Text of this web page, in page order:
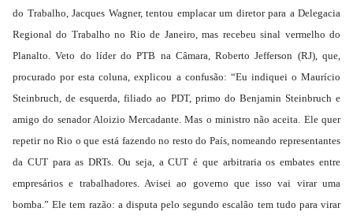
do Trabalho, Jacques Wagner, tentou emplacar um diretor para a Delegacia
Regional do Trabalho no Rio de Janeiro, mas recebeu sinal vermelho do
Planalto. Veto do líder do PTB na Câmara, Roberto Jefferson (RJ), que,
procurado por esta coluna, explicou a confusão: “Eu indiquei o Maurício
Steinbruch, de esquerda, filiado ao PDT, primo do Benjamin Steinbruch e
amigo do senador Aloizio Mercadante. Mas o ministro não aceita. Ele quer
repetir no Rio o que está fazendo no resto do País, nomeando representantes
da CUT para as DRTs. Ou seja, a CUT é que arbitraria os embates entre
empresários e trabalhadores. Avisei ao governo que isso vai virar uma
bomba.” Ele tem razão: a disputa pelo segundo escalão tem tudo para virar